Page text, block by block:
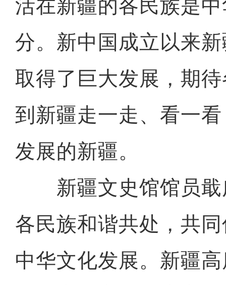
活在新疆的各民族是
分。新中国成立以来
取得了巨大发展，期
到新疆走一走、看一
发展的新疆。
新疆文史馆馆员戢
各民族和谐共处，共
中华文化发展。新疆